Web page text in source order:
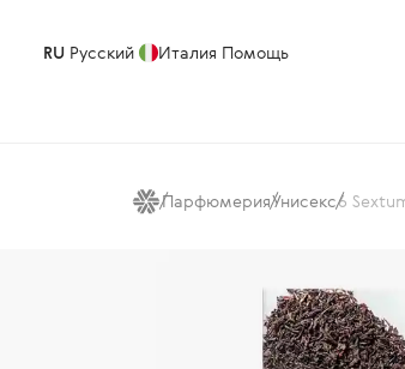
RU Русский Италия Помощь
ПарфюмерияУнисекс6